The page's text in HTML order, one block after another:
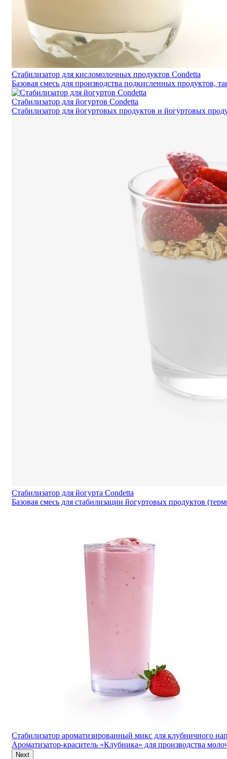
Стабилизатор для кисломолочных продуктов Condetta
Базовая смесь для производства подкисленных продуктов,
Стабилизатор для йогуртов Condetta
Стабилизатор для йогуртовых продуктов и йогуртовых
Стабилизатор для йогурта Condetta
Базовая смесь для стабилизации йогуртовых продуктов
Стабилизатор ароматизированный микс для клубничного
Ароматизатор-краситель «Клубника» для производства
Next